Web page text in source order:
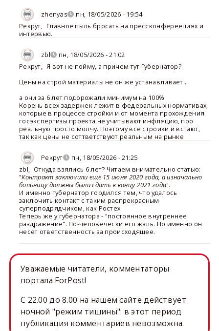
zhenyas
пн, 18/05/2026 - 19:54
Рекрут, Главное пыль бросать на прессконфереециях и
интервью.
zbl
пн, 18/05/2026 - 21:02
Рекрут, Я вот не пойму, а причем тут Губернатор?
Цены на строй материалы не он же устанавливает...
а они за 6 лет подорожали минимум на 100%
Корень всех задержек лежит в федеральных нормативах,
которые в процессе стройки и от момента прохождения
госэкспертизы проекта не учитывают инфляцию, про
реальную просто молчу. Поэтому все стройки и встают,
так как цены не соттветствуют реальным на рынке
Рекрут
пн, 18/05/2026 - 21:25
zbl, Откуда взялись 6 лет? Читаем внимательно статью:
"Контракт заключили ещё 15 июня 2020 года, а изначально
больницу должны были сдать к концу 2021 года".
И именно губернатор гордился тем, что удалось
заключить контакт с таким распрекрасным
суперподрядчиком, как Ростех.
Теперь же у губернатора - "постоянное внутреннее
раздражение". По-человечески его жаль. Но именно он
несёт ответственность за происходящее.
Уважаемые читатели, комментаторы
портала ForPost!
C 22.00 до 8.00 на нашем сайте действует
ночной "режим тишины": в этот период
публикация комментариев невозможна.